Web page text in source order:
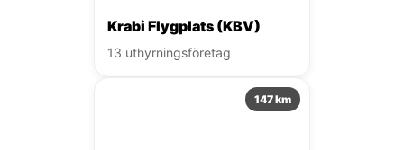
Krabi Flygplats (KBV)
13 uthyrningsföretag
147 km